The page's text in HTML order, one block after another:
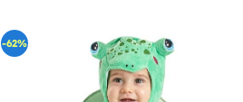
-62%